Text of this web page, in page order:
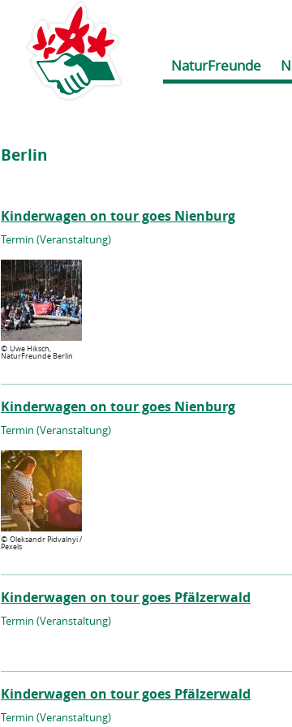
NaturFreunde
Berlin
Kinderwagen on tour goes Nienburg
Termin (Veranstaltung)
© Uwe Hiksch,
NaturFreunde Berlin
Kinderwagen on tour goes Nienburg
Termin (Veranstaltung)
© Oleksandr Pidvalnyi /
Pexels
Kinderwagen on tour goes Pfälzerwald
Termin (Veranstaltung)
Kinderwagen on tour goes Pfälzerwald
Termin (Veranstaltung)